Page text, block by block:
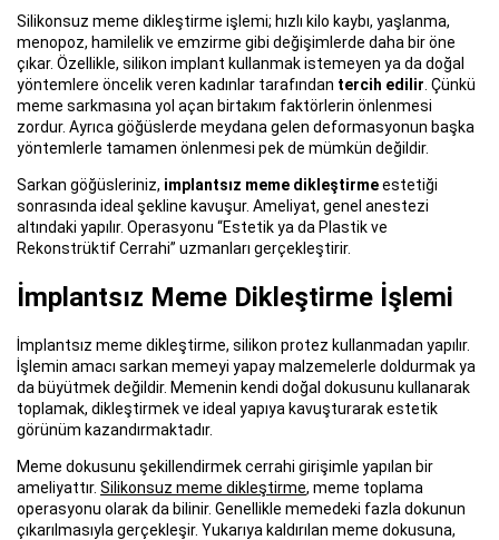
Silikonsuz meme dikleştirme işlemi; hızlı kilo kaybı, yaşlanma,
menopoz, hamilelik ve emzirme gibi değişimlerde daha bir öne
çıkar. Özellikle, silikon implant kullanmak istemeyen ya da doğal
yöntemlere öncelik veren kadınlar tarafından tercih edilir . Çünkü
meme sarkmasına yol açan birtakım faktörlerin önlenmesi
zordur. Ayrıca göğüslerde meydana gelen deformasyonun başka
yöntemlerle tamamen önlenmesi pek de mümkün değildir.
Sarkan göğüsleriniz, implantsız meme dikleştirmeestetiği
sonrasında ideal şekline kavuşur. Ameliyat, genel anestezi
altındaki yapılır. Operasyonu “Estetik ya da Plastik ve
Rekonstrüktif Cerrahi” uzmanları gerçekleştirir.
İmplantsız Meme Dikleştirme İşlemi
İmplantsız meme dikleştirme, silikon protez kullanmadan yapılır.
İşlemin amacı sarkan memeyi yapay malzemelerle doldurmak ya
da büyütmek değildir. Memenin kendi doğal dokusunu kullanarak
toplamak, dikleştirmek ve ideal yapıya kavuşturarak estetik
görünüm kazandırmaktadır.
Meme dokusunu şekillendirmek cerrahi girişimle yapılan bir
ameliyattır. Silikonsuz meme dikleştirme, meme toplama
operasyonu olarak da bilinir. Genellikle memedeki fazla dokunun
çıkarılmasıyla gerçekleşir. Yukarıya kaldırılan meme dokusuna,